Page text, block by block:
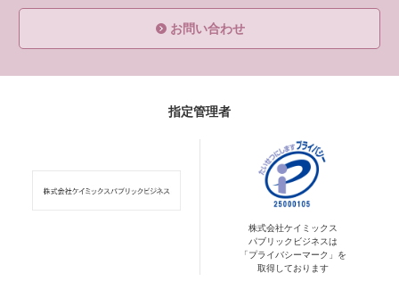
お問い合わせ
指定管理者
株式会社ケイミックス
パブリックビジネスは
「プライバシーマーク」を
取得しております